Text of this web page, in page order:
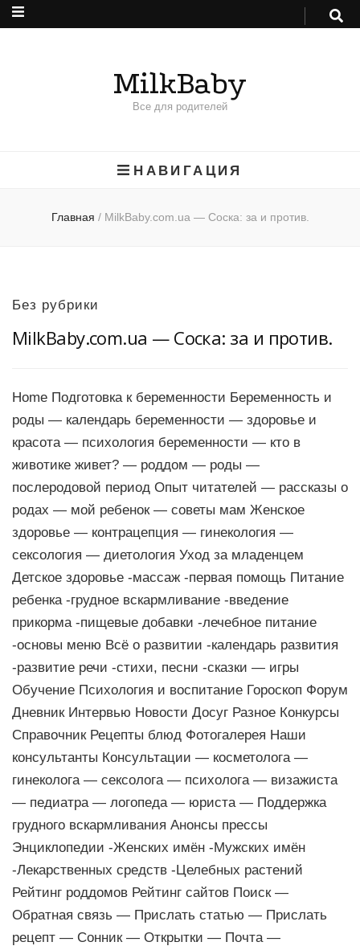
MilkBaby
Все для родителей
НАВИГАЦИЯ
Главная / MilkBaby.com.ua — Соска: за и против.
Без рубрики
MilkBaby.com.ua — Соска: за и против.
Home Подготовка к беременности Беременность и
роды — календарь беременности — здоровье и
красота — психология беременности — кто в
животике живет? — роддом — роды —
послеродовой период Опыт читателей — рассказы о
родах — мой ребенок — советы мам Женское
здоровье — контрацепция — гинекология —
сексология — диетология Уход за младенцем
Детское здоровье -массаж -первая помощь Питание
ребенка -грудное вскармливание -введение
прикорма -пищевые добавки -лечебное питание
-основы меню Всё о развитии -календарь развития
-развитие речи -стихи, песни -сказки — игры
Обучение Психология и воспитание Гороскоп Форум
Дневник Интервью Новости Досуг Разное Конкурсы
Справочник Рецепты блюд Фотогалерея Наши
консультанты Консультации — косметолога —
гинеколога — сексолога — психолога — визажиста
— педиатра — логопеда — юриста — Поддержка
грудного вскармливания Анонсы прессы
Энциклопедии -Женских имён -Мужских имён
-Лекарственных средств -Целебных растений
Рейтинг роддомов Рейтинг сайтов Поиск —
Обратная связь — Прислать статью — Прислать
рецепт — Сонник — Открытки — Почта —